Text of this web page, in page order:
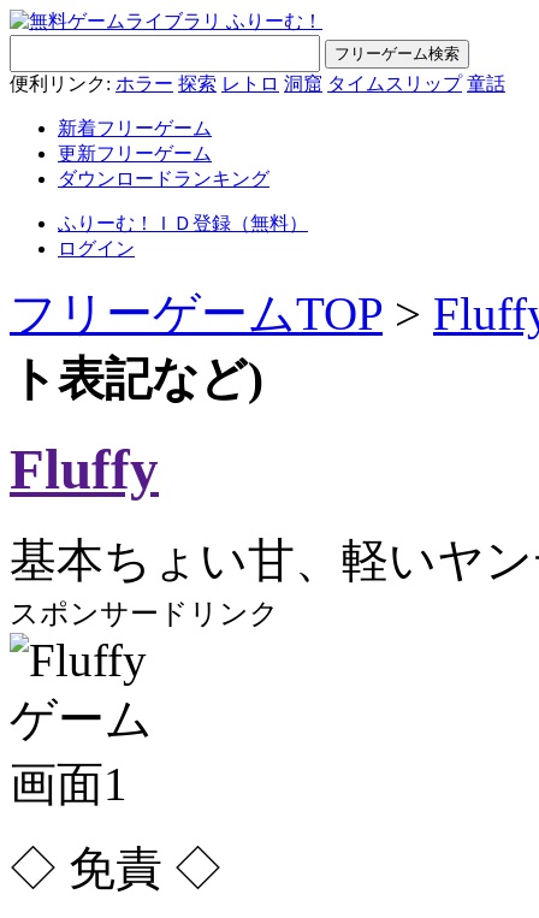
便利リンク: ホラー 探索 レトロ 洞窟 タイムスリップ 童話
新着フリーゲーム
更新フリーゲーム
ダウンロードランキング
ふりーむ！ＩＤ登録（無料）
ログイン
フリーゲームTOP >
ト表記など)
Fluffy
基本ちょい甘、軽いヤ
スポンサードリンク
◇ 免責 ◇